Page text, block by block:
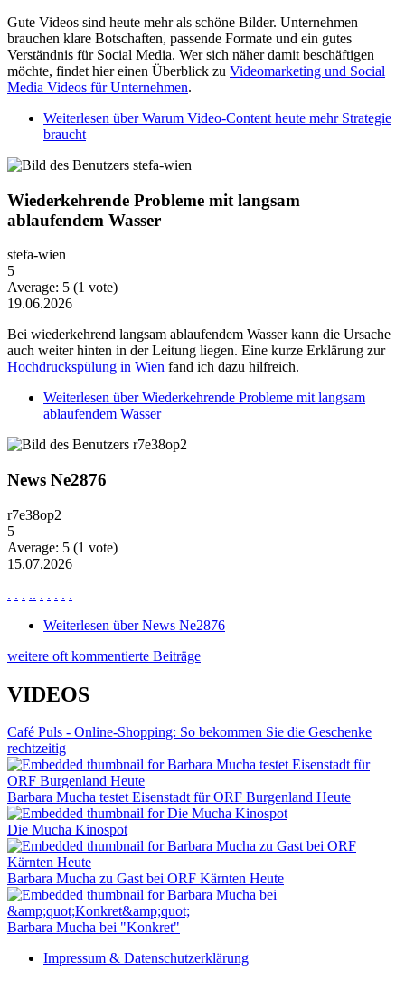
Gute Videos sind heute mehr als schöne Bilder. Unternehmen
brauchen klare Botschaften, passende Formate und ein gutes
Verständnis für Social Media. Wer sich näher damit beschäftigen
möchte, findet hier einen Überblick zu Videomarketing und Social
Media Videos für Unternehmen.
Weiterlesen über Warum Video-Content heute mehr Strategie
braucht
Wiederkehrende Probleme mit langsam
ablaufendem Wasser
stefa-wien
5
Average: 5 (1 vote)
19.06.2026
Bei wiederkehrend langsam ablaufendem Wasser kann die Ursache
auch weiter hinten in der Leitung liegen. Eine kurze Erklärung zur
Hochdruckspülung in Wien fand ich dazu hilfreich.
Weiterlesen über Wiederkehrende Probleme mit langsam
ablaufendem Wasser
News Ne2876
r7e38op2
5
Average: 5 (1 vote)
15.07.2026
. . . .. . . . . .
Weiterlesen über News Ne2876
weitere oft kommentierte Beiträge
VIDEOS
Café Puls - Online-Shopping: So bekommen Sie die Geschenke
rechtzeitig
Barbara Mucha testet Eisenstadt für ORF Burgenland Heute
Die Mucha Kinospot
Barbara Mucha zu Gast bei ORF Kärnten Heute
Barbara Mucha bei "Konkret"
Impressum & Datenschutzerklärung